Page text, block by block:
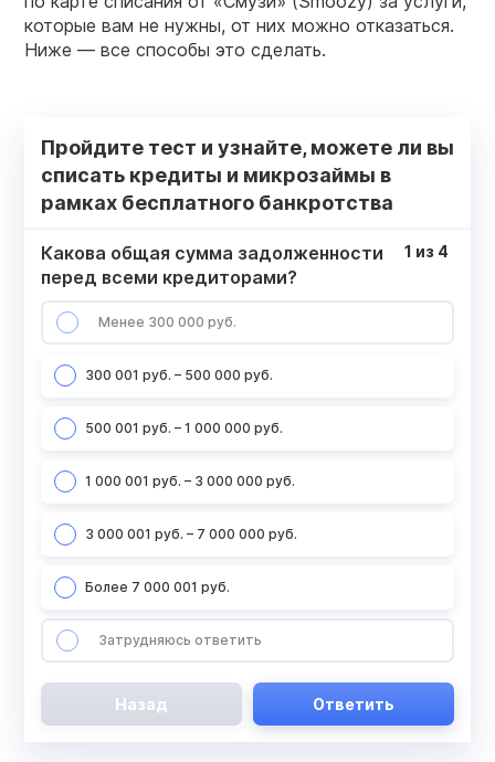
которые вам не нужны, от них можно отказаться.
Ниже — все способы это сделать.
Пройдите тест и узнайте, можете ли вы
списать кредиты и микрозаймы в
рамках бесплатного банкротства
Какова общая сумма задолженности
перед всеми кредиторами?
Менее 300 000 руб.
300 001 руб. – 500 000 руб.
500 001 руб. – 1 000 000 руб.
1 000 001 руб. – 3 000 000 руб.
3 000 001 руб. – 7 000 000 руб.
Более 7 000 001 руб.
Затрудняюсь ответить
1 из 4
Назад Ответить